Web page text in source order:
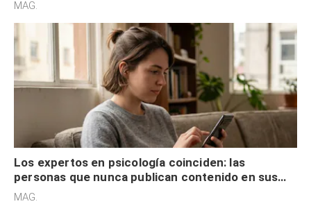
MAG.
Los expertos en psicología coinciden: las
personas que nunca publican contenido en sus
redes sociales no pretenden buscar validación
MAG.